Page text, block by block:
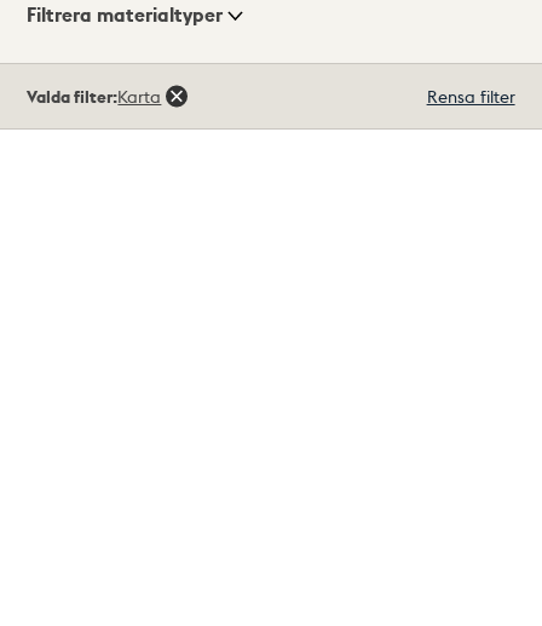
Visningsläge
Filtrera materialtyper
träffar
Valda filter:Karta Rensa filter